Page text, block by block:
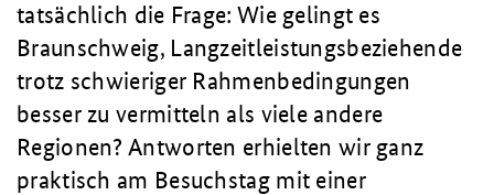
tatsächlich die Frage: Wie gelingt es
Braunschweig, Langzeitleistungsbeziehende
trotz schwieriger Rahmenbedingungen
besser zu vermitteln als viele andere
Regionen? Antworten erhielten wir ganz
praktisch am Besuchstag mit einer